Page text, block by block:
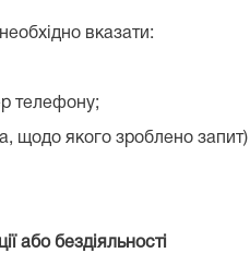
вказати:
телефону;
щодо якого зроблено запит)
або бездіяльності